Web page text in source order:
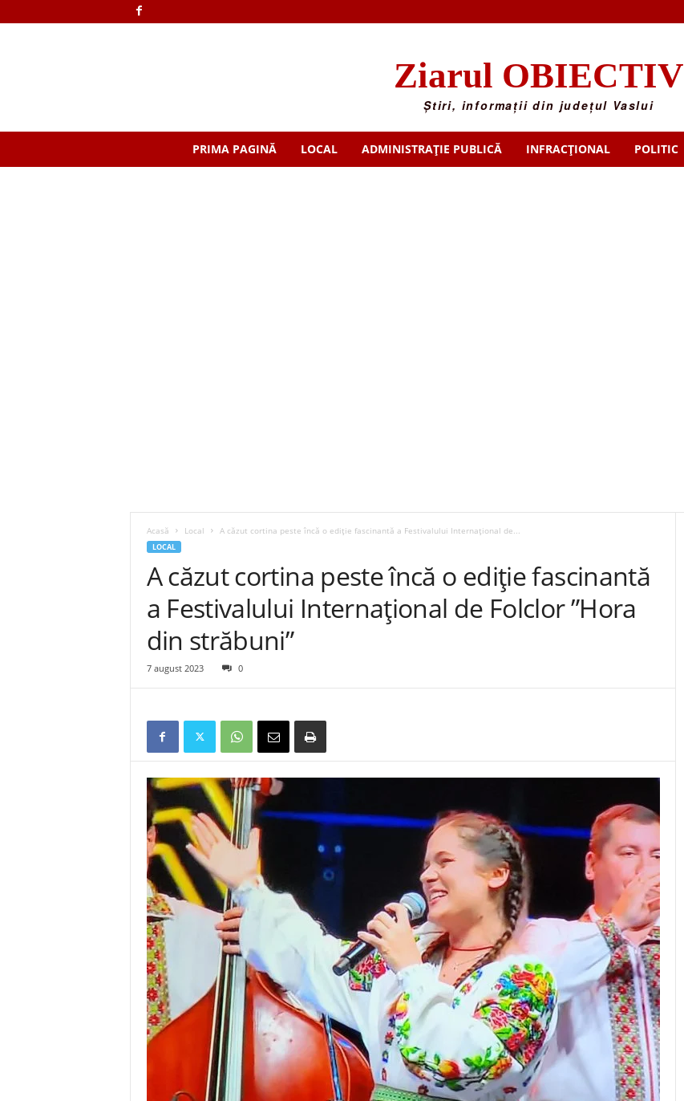
Ziarul OBIECTIV
Știri, informații din județul Vaslui
PRIMA PAGINĂ LOCAL ADMINISTRAȚIE PUBLICĂ INFRACȚIONAL POLITIC
Acasă Local A căzut cortina peste încă o ediție fascinantă a Festivalului Internațional de...
LOCAL
A căzut cortina peste încă o ediție fascinantă
a Festivalului Internațional de Folclor ”Hora
din străbuni”
7 august 2023 0